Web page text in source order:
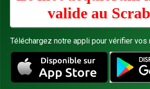
valide au
Téléchargez notre appli pour vérifier vos